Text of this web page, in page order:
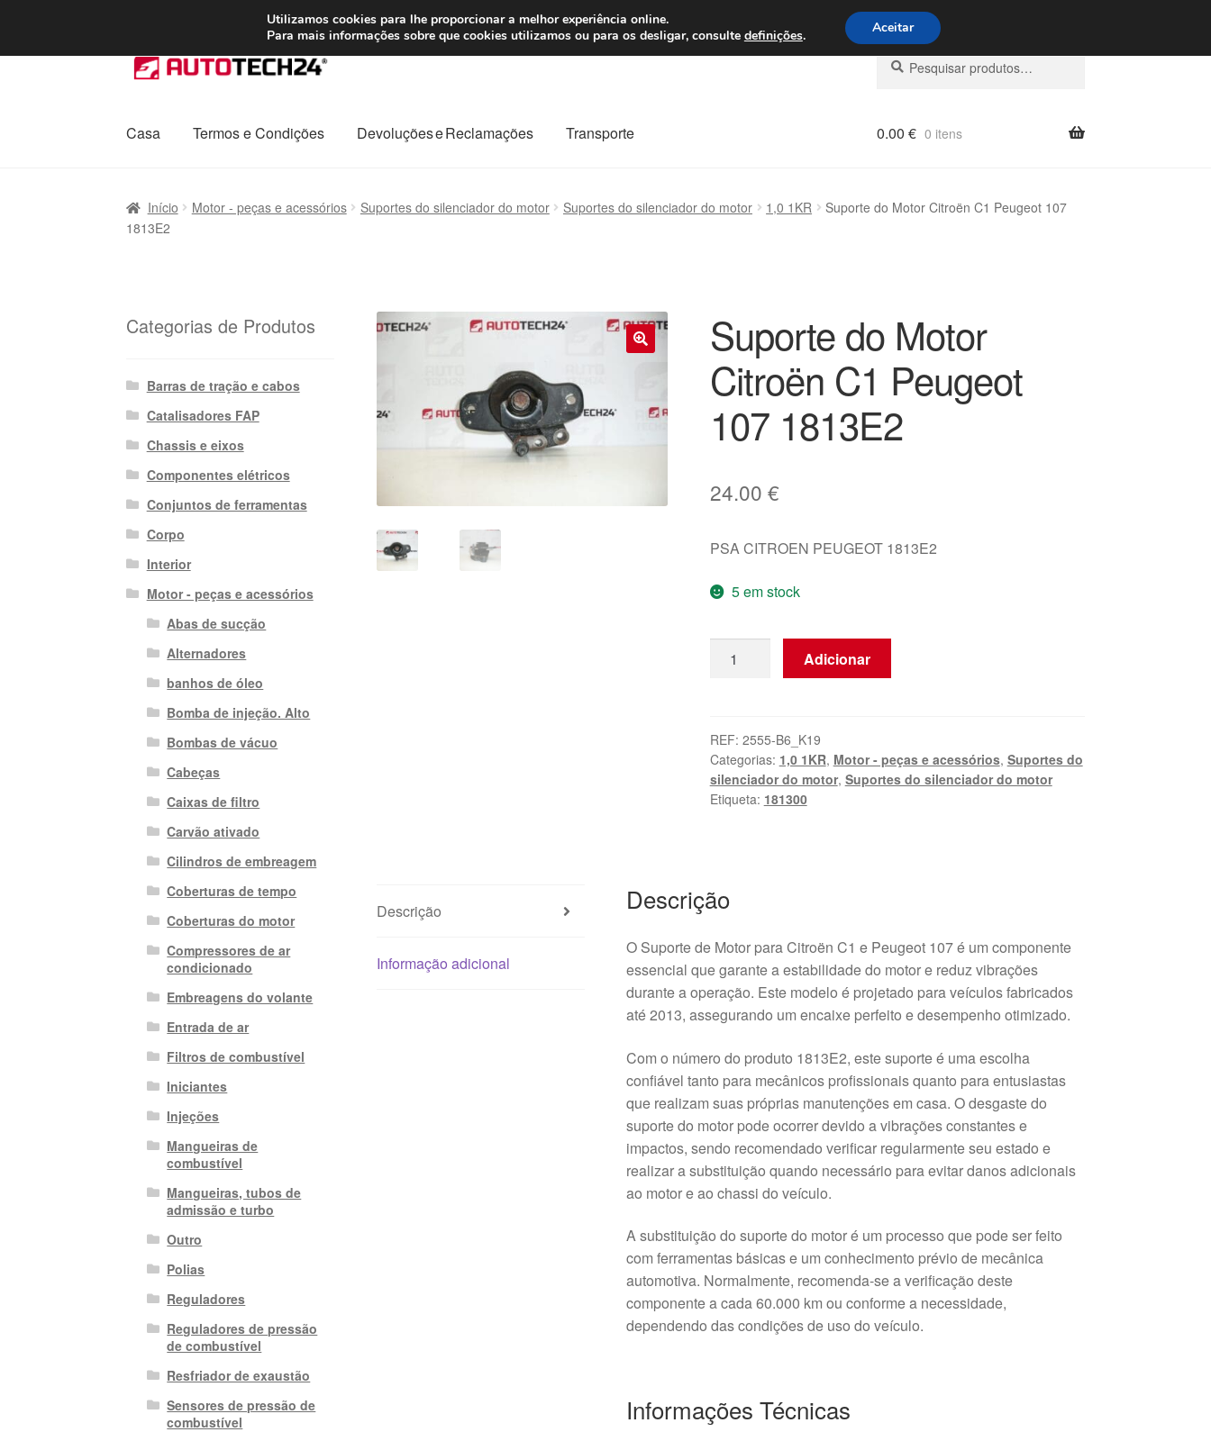
ENVIO a partir de 7 EUR Seg-Sex, das 9h às 16h800 500 967
Ir
para
navegação
Saltar
para
conteúdo
Pesquisar
por:
Pesquisa
Casa Termos e Condições Devoluções e Reclamações Transporte
Política de Privacidade
0.00 € 0 itens
Início Motor - peças e acessórios Suportes do silenciador do motor Suportes do silenciador do motor 1,0 1KR
Suporte do Motor Citroën C1 Peugeot 107
1813E2
Suporte do Motor
Citroën C1 Peugeot
107 1813E2
24.00 €
PSA CITROEN PEUGEOT 1813E2
5 em stock
Motor
Citroën
C1
Peugeot
Adicionar
REF: 2555-B6_K19
Categorias: 1,0 1KR, Motor - peças e acessórios, Suportes do
silenciador do motor, Suportes do silenciador do motor
Etiqueta: 181300
Descrição
Informação adicional
Descrição
O Suporte de Motor para Citroën C1 e Peugeot 107 é um componente
essencial que garante a estabilidade do motor e reduz vibrações
durante a operação. Este modelo é projetado para veículos fabricados
até 2013, assegurando um encaixe perfeito e desempenho otimizado.
Com o número do produto 1813E2, este suporte é uma escolha
confiável tanto para mecânicos profissionais quanto para entusiastas
que realizam suas próprias manutenções em casa. O desgaste do
suporte do motor pode ocorrer devido a vibrações constantes e
impactos, sendo recomendado verificar regularmente seu estado e
realizar a substituição quando necessário para evitar danos adicionais
ao motor e ao chassi do veículo.
A substituição do suporte do motor é um processo que pode ser feito
com ferramentas básicas e um conhecimento prévio de mecânica
automotiva. Normalmente, recomenda-se a verificação deste
componente a cada 60.000 km ou conforme a necessidade,
dependendo das condições de uso do veículo.
Informações Técnicas
Categorias de Produtos
Barras de tração e cabos
Catalisadores FAP
Chassis e eixos
Componentes elétricos
Conjuntos de ferramentas
Corpo
Interior
Motor - peças e acessórios
Abas de sucção
Alternadores
banhos de óleo
Bomba de injeção. Alto
Bombas de vácuo
Cabeças
Caixas de filtro
Carvão ativado
Cilindros de embreagem
Coberturas de tempo
Coberturas do motor
Compressores de ar
condicionado
Embreagens do volante
Entrada de ar
Filtros de combustível
Iniciantes
Injeções
Mangueiras de
combustível
Mangueiras, tubos de
admissão e turbo
Outro
Polias
Reguladores
Reguladores de pressão
de combustível
Resfriador de exaustão
Sensores de pressão de
combustível
Utilizamos cookies para lhe proporcionar a melhor experiência online.
Para mais informações sobre que cookies utilizamos ou para os desligar, consulte definições. Aceitar